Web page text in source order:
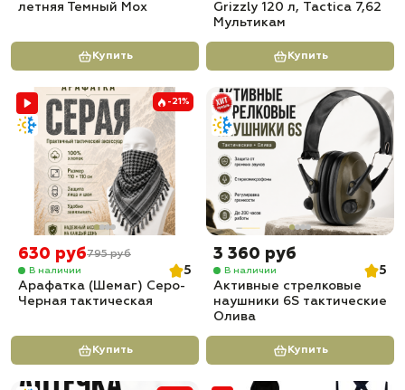
летняя Темный Мох
Купить
Grizzly 120 л, Tactica 7,62
Мультикам
Купить
-21%
630 руб795 руб
В наличии
5
Арафатка (Шемаг) Серо-
Черная тактическая
Купить
3 360 руб
В наличии
5
Активные стрелковые
наушники 6S тактические
Олива
Купить